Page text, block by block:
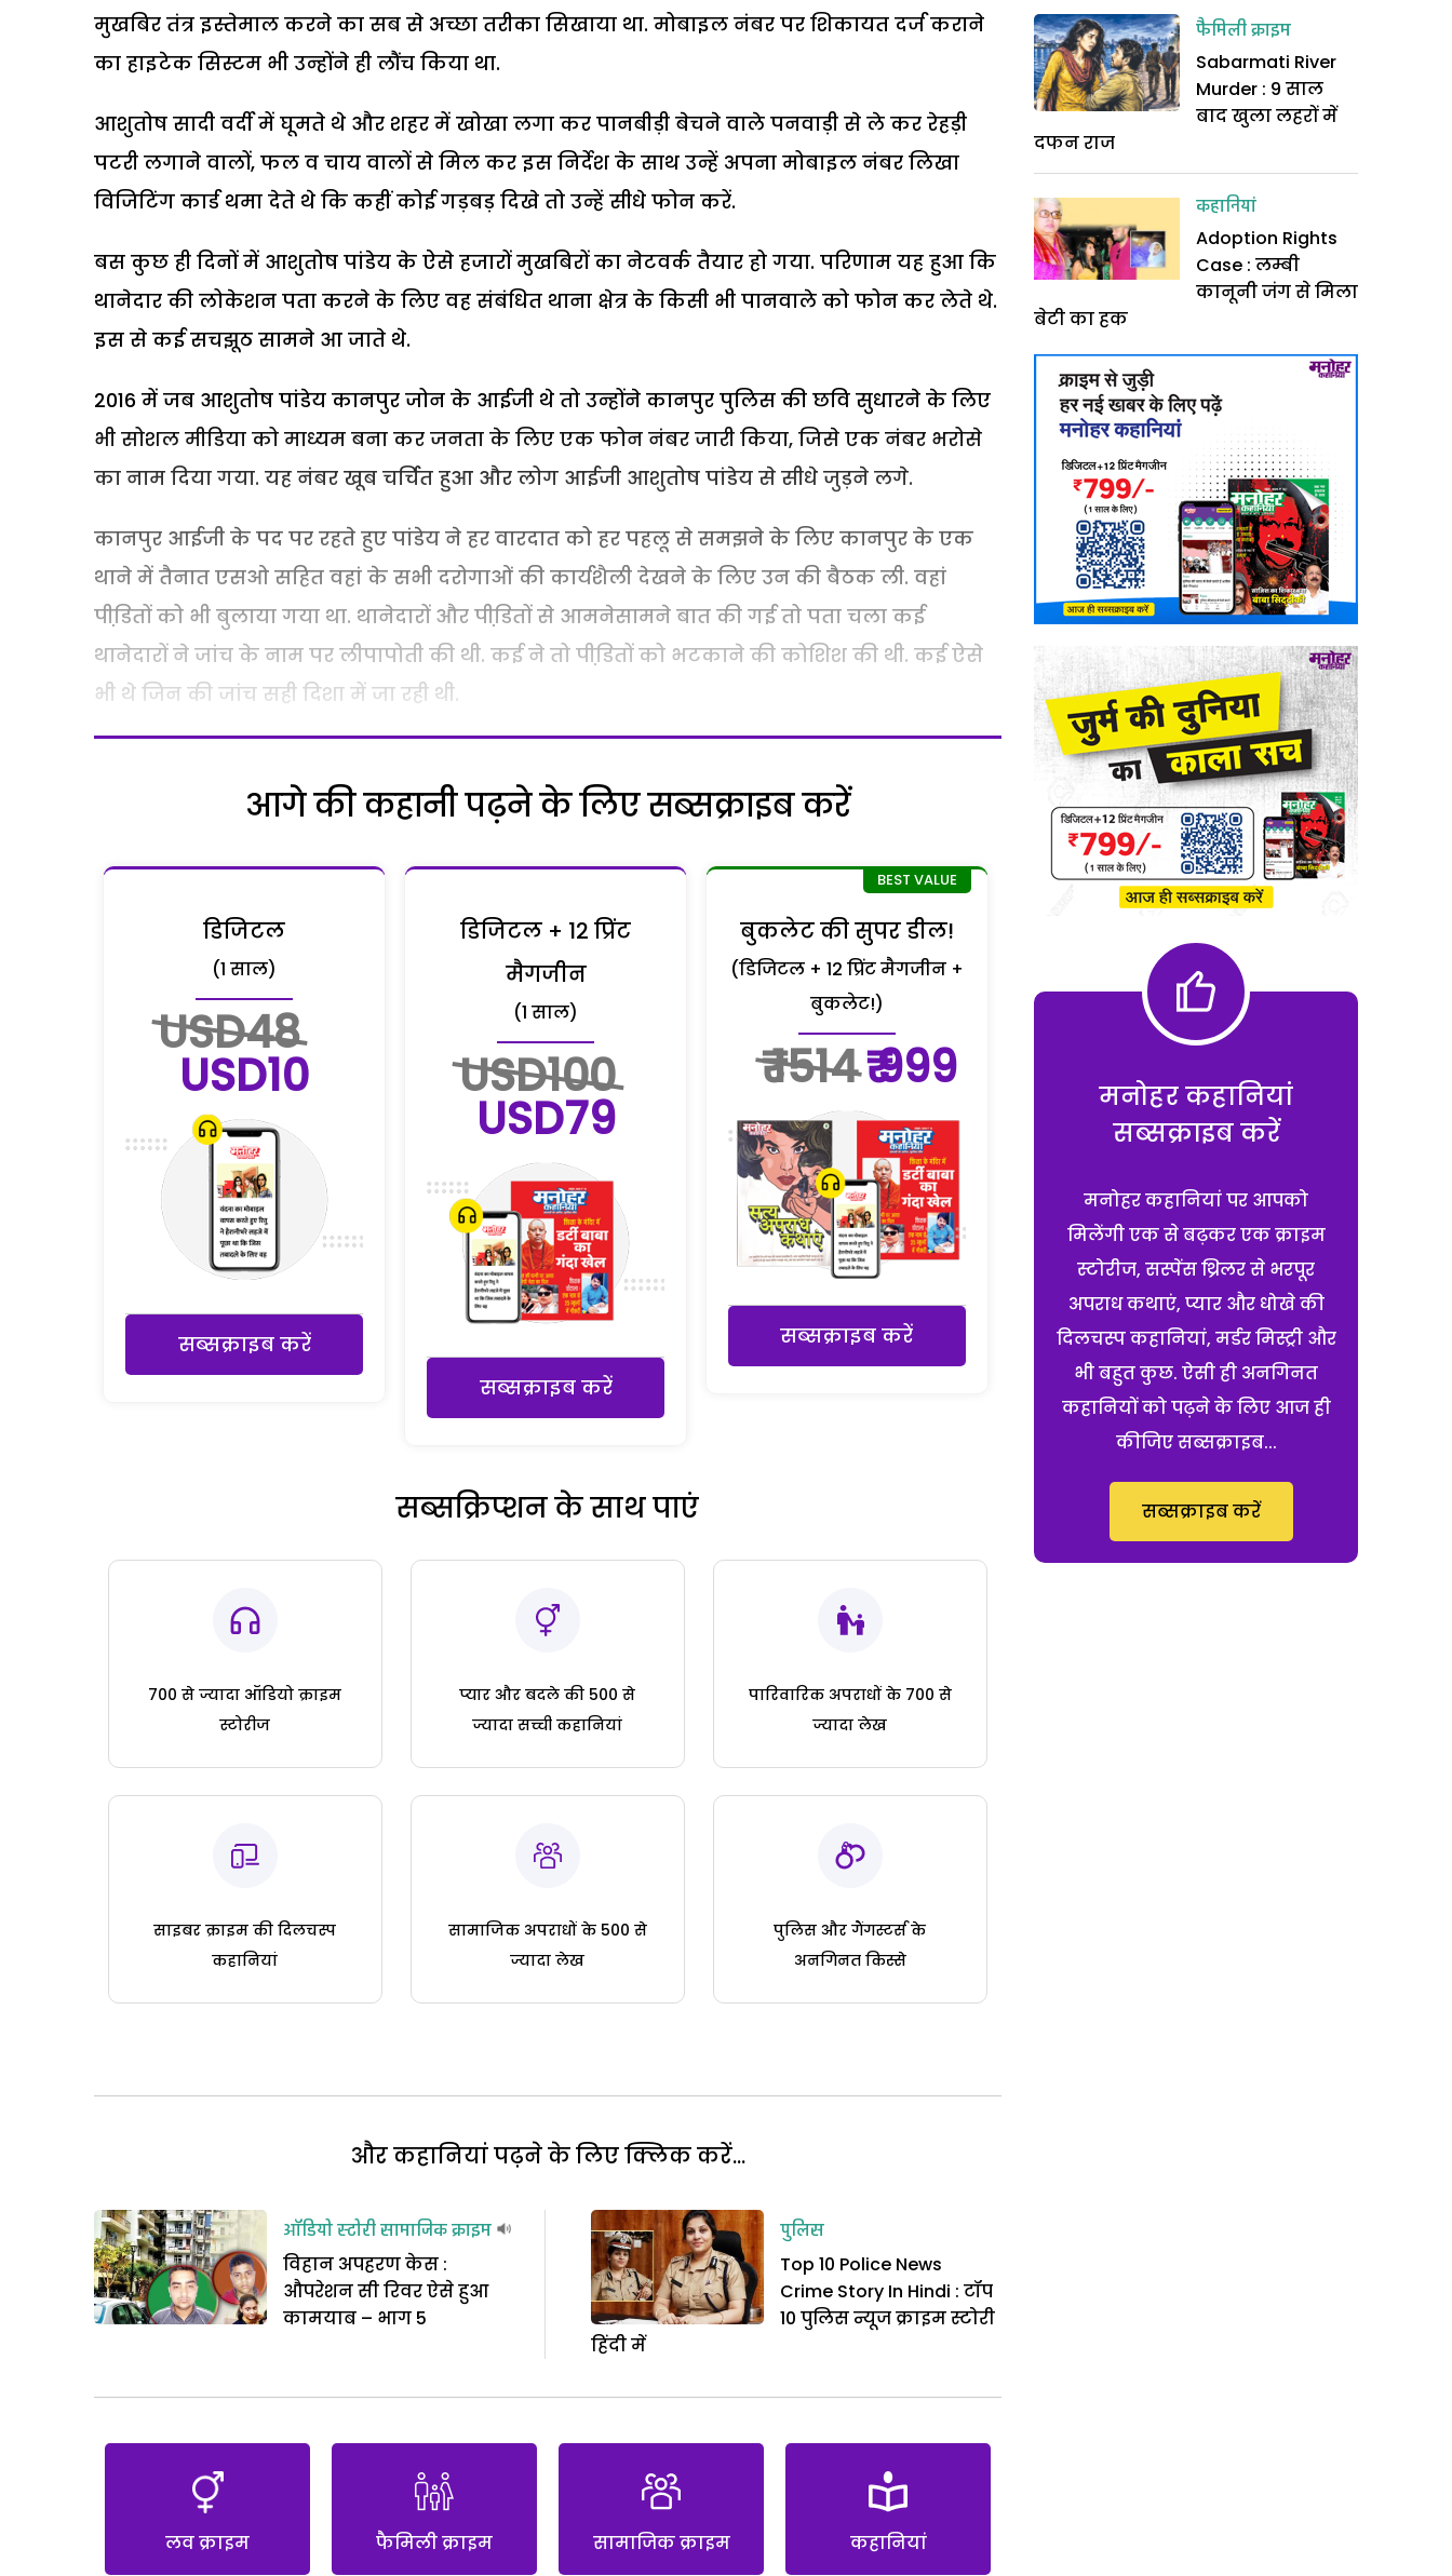
मुखबिर तंत्र इस्तेमाल करने का सब से अच्छा तरीका सिखाया था. मोबाइल नंबर पर शिकायत दर्ज कराने
का हाइटेक सिस्टम भी उन्होंने ही लौंच किया था.
आशुतोष सादी वर्दी में घूमते थे और शहर में खोखा लगा कर पानबीड़ी बेचने वाले पनवाड़ी से ले कर रेहड़ी
पटरी लगाने वालों, फल व चाय वालों से मिल कर इस निर्देश के साथ उन्हें अपना मोबाइल नंबर लिखा
विजिटिंग कार्ड थमा देते थे कि कहीं कोई गड़बड़ दिखे तो उन्हें सीधे फोन करें.
बस कुछ ही दिनों में आशुतोष पांडेय के ऐसे हजारों मुखबिरों का नेटवर्क तैयार हो गया. परिणाम यह हुआ कि
थानेदार की लोकेशन पता करने के लिए वह संबंधित थाना क्षेत्र के किसी भी पानवाले को फोन कर लेते थे.
इस से कई सचझूठ सामने आ जाते थे.
2016 में जब आशुतोष पांडेय कानपुर जोन के आईजी थे तो उन्होंने कानपुर पुलिस की छवि सुधारने के लिए
भी सोशल मीडिया को माध्यम बना कर जनता के लिए एक फोन नंबर जारी किया, जिसे एक नंबर भरोसे
का नाम दिया गया. यह नंबर खूब चर्चित हुआ और लोग आईजी आशुतोष पांडेय से सीधे जुड़ने लगे.
कानपुर आईजी के पद पर रहते हुए पांडेय ने हर वारदात को हर पहलू से समझने के लिए कानपुर के एक
थाने में तैनात एसओ सहित वहां के सभी दरोगाओं की कार्यशैली देखने के लिए उन की बैठक ली. वहां
पीडि़तों को भी बुलाया गया था. थानेदारों और पीडि़तों से आमनेसामने बात की गई तो पता चला कई
थानेदारों ने जांच के नाम पर लीपापोती की थी. कई ने तो पीडि़तों को भटकाने की कोशिश की थी. कई ऐसे
भी थे जिन की जांच सही दिशा में जा रही थी.
आगे की कहानी पढ़ने के लिए सब्सक्राइब करें
डिजिटल
(1 साल)
USD48
USD10
सब्सक्राइब करें
डिजिटल + 12 प्रिंट
मैगजीन
(1 साल)
USD100
USD79
सब्सक्राइब करें
बुकलेट की सुपर डील!
(डिजिटल + 12 प्रिंट मैगजीन +
बुकलेट!)
₹ 1514₹ 999
सब्सक्राइब करें
सब्सक्रिप्शन के साथ पाएं
700 से ज्यादा ऑडियो क्राइम
स्टोरीज
प्यार और बदले की 500 से
ज्यादा सच्ची कहानियां
पारिवारिक अपराधों के 700 से
ज्यादा लेख
साइबर क्राइम की दिलचस्प
कहानियां
सामाजिक अपराधों के 500 से
ज्यादा लेख
पुलिस और गैंगस्टर्स के
अनगिनत किस्से
और कहानियां पढ़ने के लिए क्लिक करें...
ऑडियो स्टोरीसामाजिक क्राइम
विहान अपहरण केस :
औपरेशन सी रिवर ऐसे हुआ
कामयाब – भाग 5
पुलिस
Top 10 Police News
Crime Story In Hindi : टॉप
10 पुलिस न्यूज क्राइम स्टोरी
हिंदी में
लव क्राइम फैमिली क्राइम सामाजिक क्राइम कहानियां
फैमिली क्राइम
Sabarmati River
Murder : 9 साल
बाद खुला लहरों में
दफन राज
कहानियां
Adoption Rights
Case : लम्बी
कानूनी जंग से मिला
बेटी का हक
मनोहर कहानियां
सब्सक्राइब करें
मनोहर कहानियां पर आपको
मिलेंगी एक से बढ़कर एक क्राइम
स्टोरीज, सस्पेंस थ्रिलर से भरपूर
अपराध कथाएं, प्यार और धोखे की
दिलचस्प कहानियां, मर्डर मिस्ट्री और
भी बहुत कुछ. ऐसी ही अनगिनत
कहानियों को पढ़ने के लिए आज ही
कीजिए सब्सक्राइब...
सब्सक्राइब करें